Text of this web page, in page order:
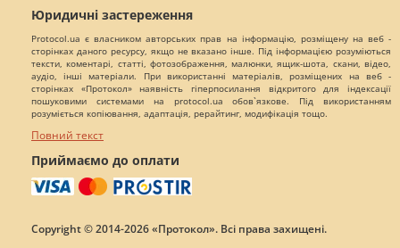
Юридичні застереження
Protocol.ua є власником авторських прав на інформацію, розміщену на веб -
сторінках даного ресурсу, якщо не вказано інше. Під інформацією розуміються
тексти, коментарі, статті, фотозображення, малюнки, ящик-шота, скани, відео,
аудіо, інші матеріали. При використанні матеріалів, розміщених на веб -
сторінках «Протокол» наявність гіперпосилання відкритого для індексації
пошуковими системами на protocol.ua обов`язкове. Під використанням
розуміється копіювання, адаптація, рерайтинг, модифікація тощо.
Повний текст
Приймаємо до оплати
Copyright © 2014-2026 «Протокол». Всі права захищені.